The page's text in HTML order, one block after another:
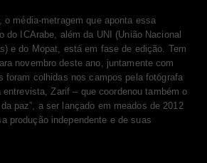
o média-metragem que aponta essa
do ICArabe, além da UNI (União Nacional
e do Mopat, está em fase de edição. Tem
novembro deste ano, juntamente com
foram colhidas nos campos pela fotógrafa
Zarif – que coordenou também o
paz”, a ser lançado em meados de 2012
produção independente e de suas